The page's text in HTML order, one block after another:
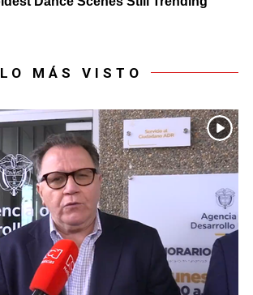
LO MÁS VISTO